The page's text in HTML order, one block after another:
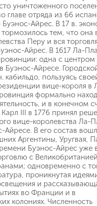
уничтоженного
главе отряда из 66
Айрес. В 17 в.
тем, что она
Перу и вся
Айрес. В 1617 Ла-
одна с центром
Буэнос-Айресе.
кабильдо, пользуясь
вице-короля в
формально
и в конечном
III в 1776 принял
вице-королевства Ла-
Айресе. В его состав
Аргентины, Уругвая,
Буэнос-Айрес уже
с
одновременно с
проникнутая
и
во Франции и в
колониях. Численность